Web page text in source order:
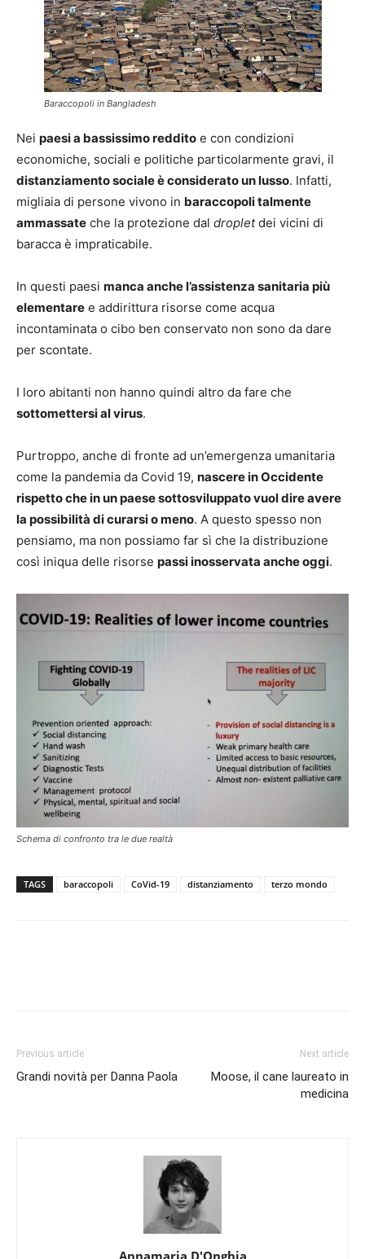
Baraccopoli in Bangladesh
Nei paesi a bassissimo reddito e con condizioni
economiche, sociali e politiche particolarmente gravi, il
distanziamento sociale è considerato un lusso. Infatti,
migliaia di persone vivono in baraccopoli talmente
ammassate che la protezione dal dropletdei vicini di
baracca è impraticabile.
In questi paesi manca anche l’assistenza sanitaria più
elementare e addirittura risorse come acqua
incontaminata o cibo ben conservato non sono da dare
per scontate.
I loro abitanti non hanno quindi altro da fare che
sottomettersi al virus.
Purtroppo, anche di fronte ad un’emergenza umanitaria
come la pandemia da Covid 19, nascere in Occidente
rispetto che in un paese sottosviluppato vuol dire avere
la possibilità di curarsi o meno. A questo spesso non
pensiamo, ma non possiamo far sì che la distribuzione
così iniqua delle risorse passi inosservata anche oggi.
Schema di confronto tra le due realtà
TAGS baraccopoli CoVid-19 distanziamento terzo mondo
Previous article
Grandi novità per Danna Paola
Next article
Moose, il cane laureato in
medicina